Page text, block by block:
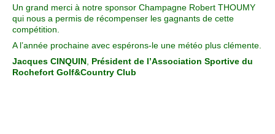
Un grand merci à notre sponsor Champagne Robert THOUMY
qui nous a permis de récompenser les gagnants de cette
compétition.
A l’année prochaine avec espérons-le une météo plus clémente.
Jacques CINQUIN Président de l’Association Sportive du
Rochefort Golf&Country Club